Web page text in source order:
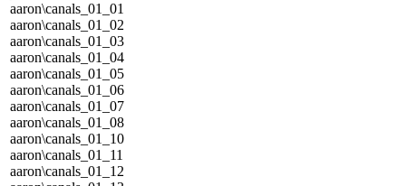
aaron\canals_01_01
aaron\canals_01_02
aaron\canals_01_03
aaron\canals_01_04
aaron\canals_01_05
aaron\canals_01_06
aaron\canals_01_07
aaron\canals_01_08
aaron\canals_01_10
aaron\canals_01_11
aaron\canals_01_12